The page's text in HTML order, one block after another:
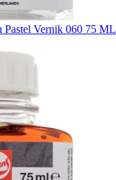
Pastel Vernik 060 75 ML